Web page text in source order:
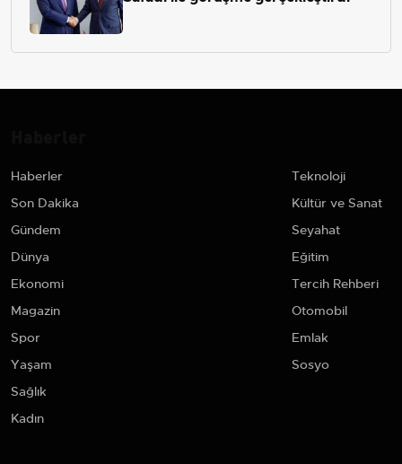
Haberler
Son Dakika
Gündem
Dünya
Ekonomi
Magazin
Spor
Yaşam
Sağlık
Kadın
Teknoloji
Kültür ve Sanat
Seyahat
Eğitim
Tercih Rehberi
Otomobil
Emlak
Sosyo